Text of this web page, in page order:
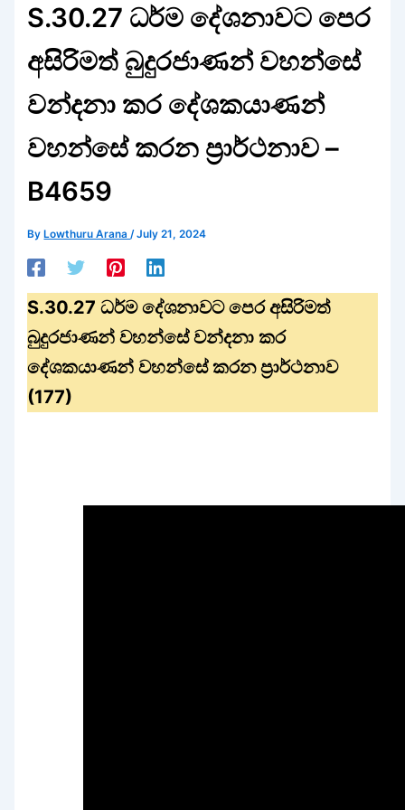
S.30.27 ධර්ම දේශනාවට පෙර
අසිරිමත් බුදුරජාණන් වහන්සේ
වන්දනා කර දේශකයාණන්
වහන්සේ කරන ප්‍රාර්ථනාව –
B4659
By Lowthuru Arana/July 21, 2024
S.30.27 ධර්ම දේශනාවට පෙර අසිරිමත්
බුදුරජාණන් වහන්සේ වන්දනා කර
දේශකයාණන් වහන්සේ කරන ප්‍රාර්ථනාව
(177)